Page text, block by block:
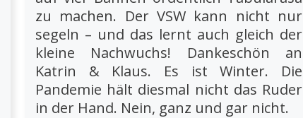
zu machen. Der VSW kann nicht nur
segeln – und das lernt auch gleich der
kleine Nachwuchs! Dankeschön an
Katrin & Klaus. Es ist Winter. Die
Pandemie hält diesmal nicht das Ruder
in der Hand. Nein, ganz und gar nicht.